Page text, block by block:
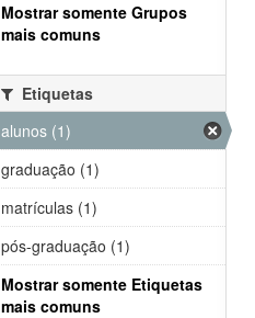
Mostrar somente Grupos
mais comuns
Etiquetas
alunos (1)
graduação (1)
matrículas (1)
pós-graduação (1)
Mostrar somente Etiquetas
mais comuns